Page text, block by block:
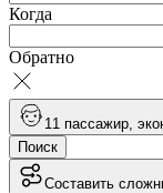
Когда
Обратно
1 1 пассажир
Поиск
Составить